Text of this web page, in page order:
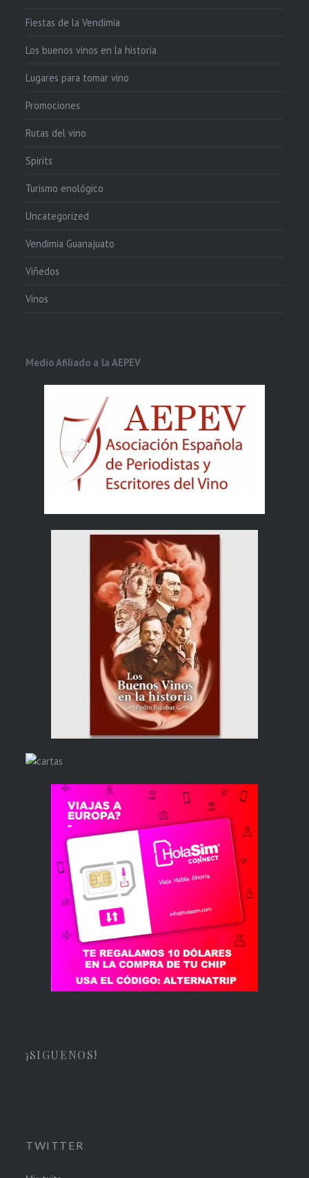
Fiestas de la Vendimia
Los buenos vinos en la historia
Lugares para tomar vino
Promociones
Rutas del vino
Spirits
Turismo enológico
Uncategorized
Vendimia Guanajuato
Viñedos
Vinos
Medio Afiliado a la AEPEV
¡SIGUENOS!
TWITTER